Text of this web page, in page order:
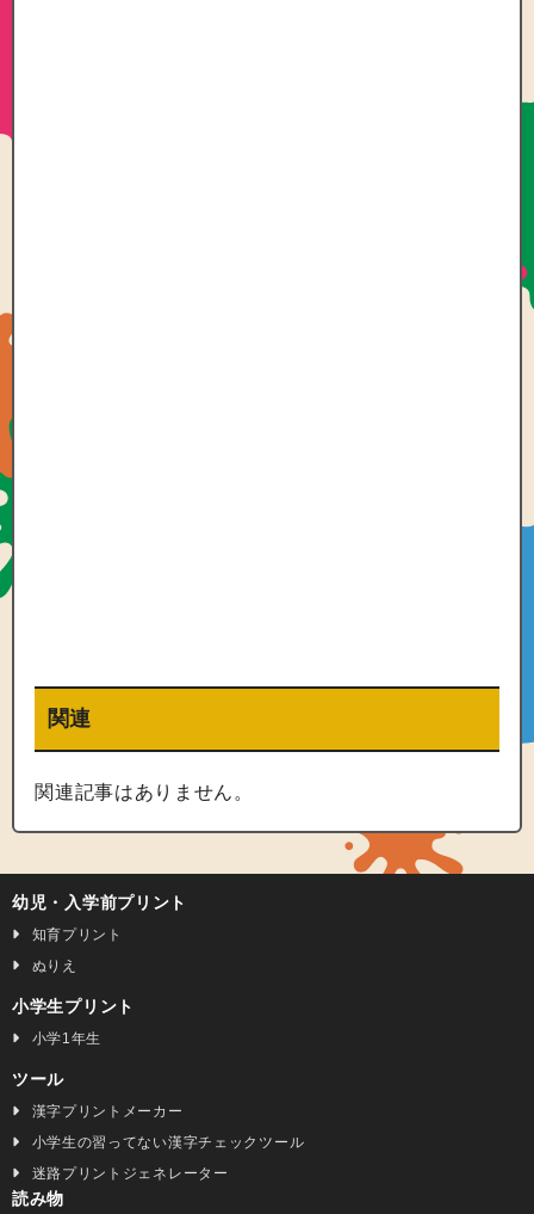
関連
関連記事はありません。
幼児・入学前プリント
知育プリント
ぬりえ
小学生プリント
小学1年生
ツール
漢字プリントメーカー
小学生の習ってない漢字チェックツール
迷路プリントジェネレーター
読み物